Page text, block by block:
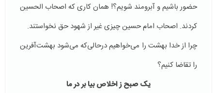
حضور باشیم و آبرومند شویم؟! همان کاری که اصحاب الحسین
کردند. اصحاب امام حسین چیزی غیر از شهود حق نخواستند.
چرا از خدا بهشت را می‌خواهیم درحالی‌که می‌شود بهشت‌آفرین
را تقاضا کنیم؟
یک صبح ز اخلاص بیا بر در ما